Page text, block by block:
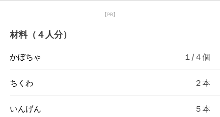
【PR】
材料（４人分）
かぼちゃ １/４個
ちくわ ２本
いんげん ５本